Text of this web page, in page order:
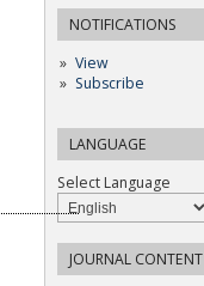
NOTIFICATIONS
View
Subscribe
LANGUAGE
Select Language
JOURNAL CONTENT